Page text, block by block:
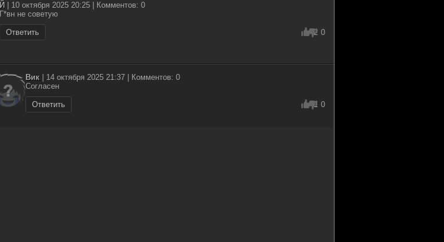
Й
| 10 октября 2025 20:25 | Комментов: 0
Г*вн не советую
Ответить 2 0
Вик | 14 октября 2025 21:37 | Комментов: 0
Согласен
Ответить 1 0